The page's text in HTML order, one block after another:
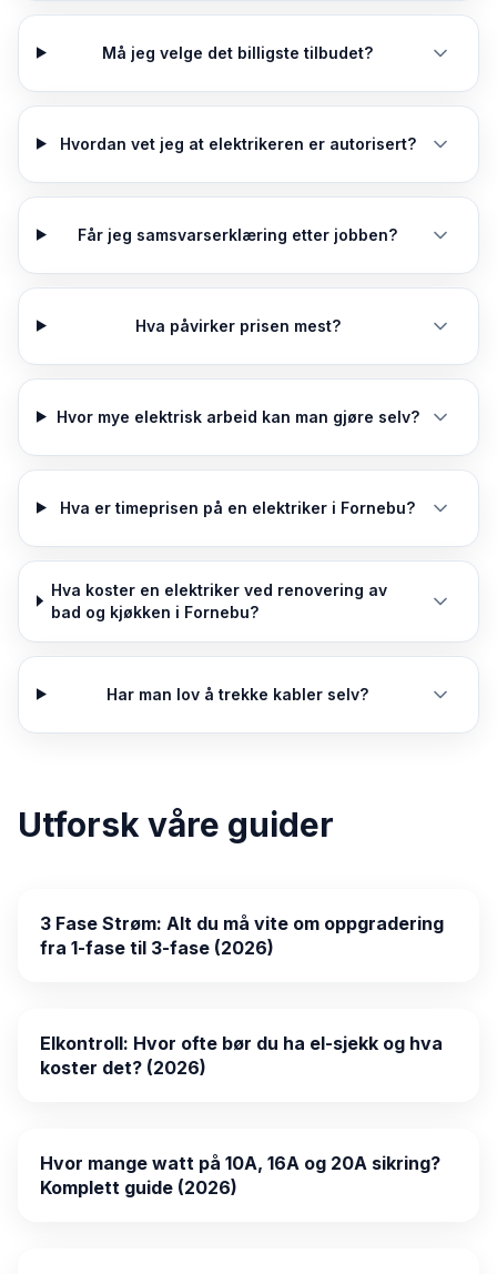
Må jeg velge det billigste tilbudet?
Hvordan vet jeg at elektrikeren er autorisert?
Får jeg samsvarserklæring etter jobben?
Hva påvirker prisen mest?
Hvor mye elektrisk arbeid kan man gjøre selv?
Hva er timeprisen på en elektriker i Fornebu?
Hva koster en elektriker ved renovering av
bad og kjøkken i Fornebu?
Har man lov å trekke kabler selv?
Utforsk våre guider
3 Fase Strøm: Alt du må vite om oppgradering
fra 1-fase til 3-fase (2026)
Elkontroll: Hvor ofte bør du ha el-sjekk og hva
koster det? (2026)
Hvor mange watt på 10A, 16A og 20A sikring?
Komplett guide (2026)